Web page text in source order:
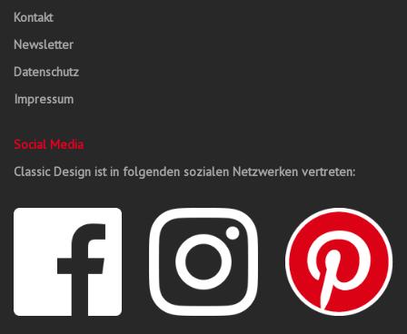
Kontakt
Newsletter
Datenschutz
Impressum
Social Media
Classic Design ist in folgenden sozialen Netzwerken vertreten: